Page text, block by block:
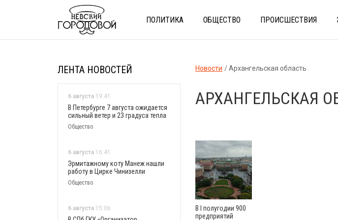
ПОЛИТИКА ОБЩЕСТВО ПРОИСШЕСТВИЯ
Новости Архангельская область
АРХАНГЕЛЬСКАЯ
В I полугодии 900
предприятий
ЛЕНТА НОВОСТЕЙ
6 августа 19:41
В Петербурге 7 августа ожидается
сильный ветер и 23 градуса тепла
Общество
6 августа 16:41
Эрмитажному коту Манеж нашли
работу в Цирке Чинизелли
Общество
6 августа 15:06